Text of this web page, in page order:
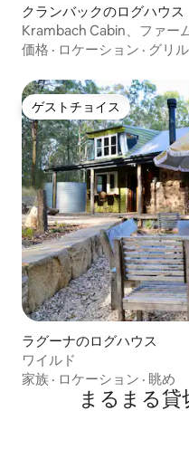
クランバックのログハウス
Krambach Cabin、ファー
価格 · ロケーション · グリル
ゲストチョイス
ゲストチョイス
ラグーナのログハウス
ワイルド
家族 · ロケーション · 眺め
まるまる